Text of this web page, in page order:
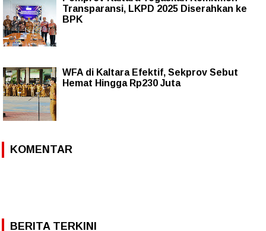
Transparansi, LKPD 2025 Diserahkan ke
BPK
WFA di Kaltara Efektif, Sekprov Sebut
Hemat Hingga Rp230 Juta
KOMENTAR
BERITA TERKINI